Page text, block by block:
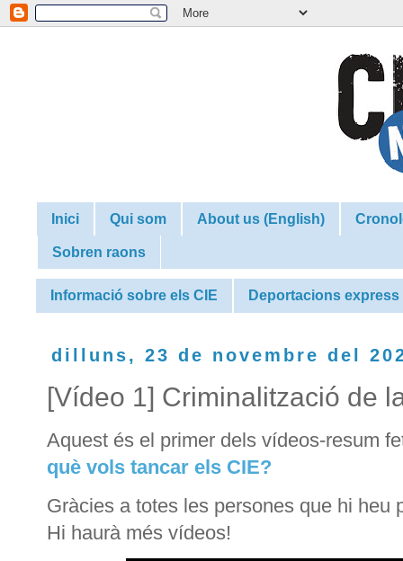
Inici Qui som About us (English)
Sobren raons
Informació sobre els CIE Deportacions express
dilluns, 23 de novembre del
[Vídeo 1] Criminalització de
Aquest és el primer dels vídeos-resum
què vols tancar els CIE?
Gràcies a totes les persones que hi heu
Hi haurà més vídeos!